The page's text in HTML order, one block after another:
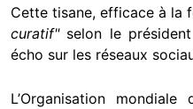
Cette tisane, efficace à la
curatif"selon le
écho sur les réseaux
L’Organisation